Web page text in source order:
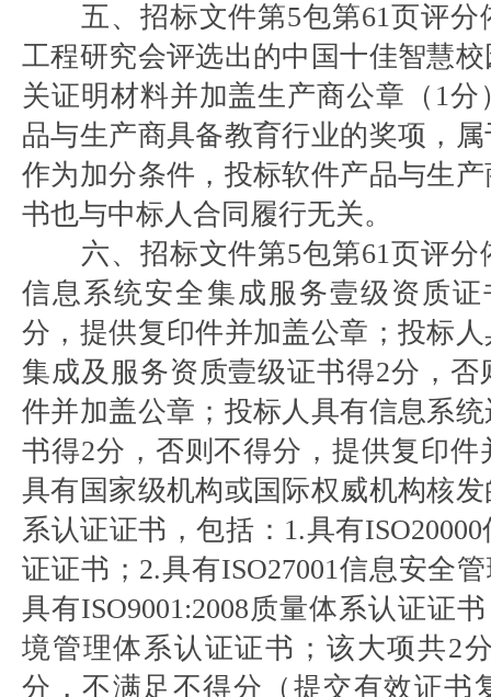
五、招标文件第5包第61页评
工程研究会评选出的中国十佳智慧
关证明材料并加盖生产商公章（1
品与生产商具备教育行业的奖项，
作为加分条件，投标软件产品与生
书也与中标人合同履行无关。
六、招标文件第5包第61页评
信息系统安全集成服务壹级资质
分，提供复印件并加盖公章；投标
集成及服务资质壹级证书得2分，
件并加盖公章；投标人具有信息系
书得2分，否则不得分，提供复印
具有国家级机构或国际权威机构核
系认证证书，包括：1.具有
证证书；2.具有ISO27001信息安全
具有ISO9001:2008质量体系认证证
境管理体系认证证书；该大项共2
分，不满足不得分（提交有效证书